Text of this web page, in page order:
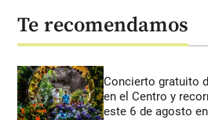
Te recomendamos
Concierto gratuito
en el Centro y
este 6 de agosto